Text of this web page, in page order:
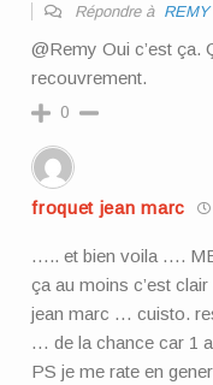
Répondre à REMY
@Remy Oui c’est ça.
recouvrement.
0
froquet jean marc
….. et bien voila ….
ça au moins c’est clair
jean marc … cuisto.
… de la chance car 1
PS je me rate en